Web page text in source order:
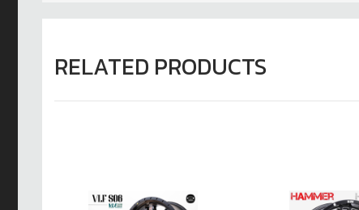
RELATED PRODUCTS